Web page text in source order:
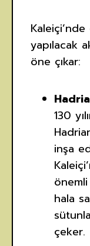
yapılacak
öne çıkar:
130
inşa
hala
çeker.